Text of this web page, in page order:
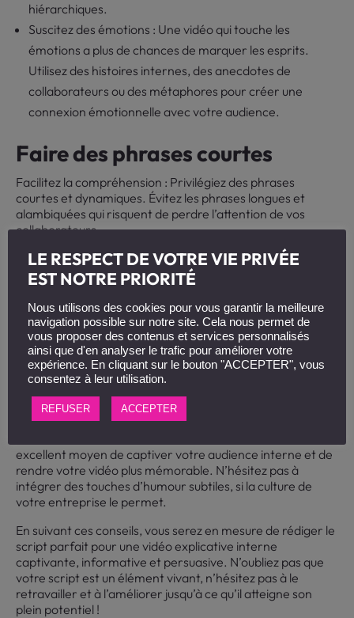
hiérarchiques.
Suscitez des émotions : Une vidéo qui touche les
émotions a plus de chances de marquer les esprits.
Utilisez des histoires internes, des anecdotes de
collaborateurs ou des métaphores pour créer une
connexion émotionnelle avec votre audience.
Faire des phrases courtes
Facilitez la compréhension : Privilégiez des phrases
courtes et dynamiques. Évitez les phrases longues et
alambiquées qui risquent de perdre l’attention de vos
collaborateurs.
Éviter les répétitions et
paraphrases
Allez droit au but : Chaque mot compte dans une vidéo
explicative interne. Supprimez les répétitions inutiles et les
paraphrases qui alourdissent votre discours.
Ajouter de l’humour quand c’est
possible
excellent moyen de captiver votre audience interne et de
rendre votre vidéo plus mémorable. N’hésitez pas à
intégrer des touches d’humour subtiles, si la culture de
votre entreprise le permet.
En suivant ces conseils, vous serez en mesure de rédiger le
script parfait pour une vidéo explicative interne
captivante, informative et persuasive. N’oubliez pas que
votre script est un élément vivant, n’hésitez pas à le
retravailler et à l’améliorer jusqu’à ce qu’il atteigne son
plein potentiel !
LE RESPECT DE VOTRE VIE PRIVÉE
EST NOTRE PRIORITÉ
Nous utilisons des cookies pour vous garantir la meilleure
navigation possible sur notre site. Cela nous permet de
vous proposer des contenus et services personnalisés
ainsi que d'en analyser le trafic pour améliorer votre
expérience. En cliquant sur le bouton "ACCEPTER", vous
consentez à leur utilisation.
REFUSER ACCEPTER